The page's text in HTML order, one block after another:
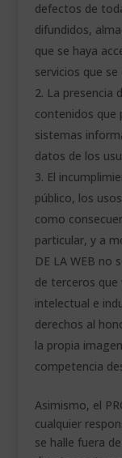
defectos de
difundidos,
que se haya
servicios que se
La presencia
contenidos que
sistemas
datos de los
El
público, los
como
particular, y a
DE LA WEB no
de terceros que
intelectual e
derechos al
la propia
competencia
Asimismo, el
cualquier
se halle fuera